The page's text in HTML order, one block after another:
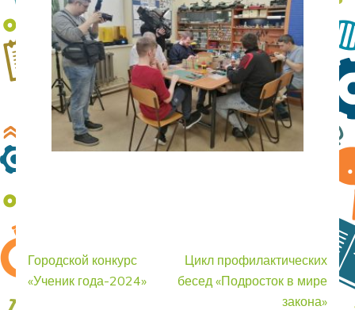
Навигация
по
Городской конкурс
«Ученик года-2024»
Цикл профилактических
бесед «Подросток в мире
закона»